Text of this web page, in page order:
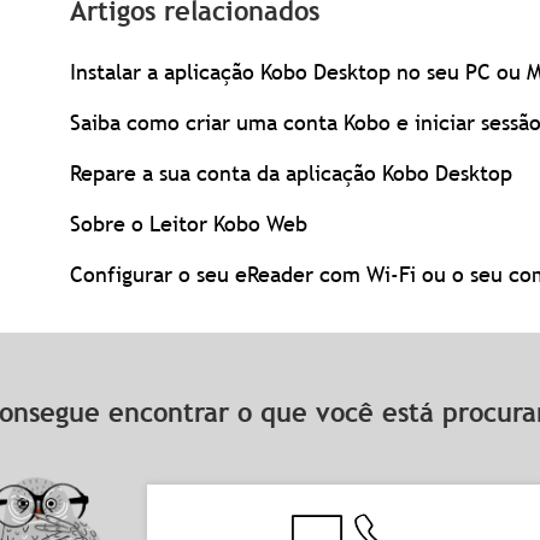
Artigos relacionados
Instalar a aplicação Kobo Desktop no seu PC ou
Saiba como criar uma conta Kobo e iniciar sessão
Repare a sua conta da aplicação Kobo Desktop
Sobre o Leitor Kobo Web
Configurar o seu eReader com Wi-Fi ou o seu
encontrar o que você está